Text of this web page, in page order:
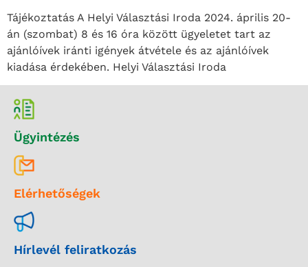
Tájékoztatás A Helyi Választási Iroda 2024. április 20-
án (szombat) 8 és 16 óra között ügyeletet tart az
ajánlóívek iránti igények átvétele és az ajánlóívek
kiadása érdekében. Helyi Választási Iroda
Ügyintézés
Elérhetőségek
Hírlevél feliratkozás